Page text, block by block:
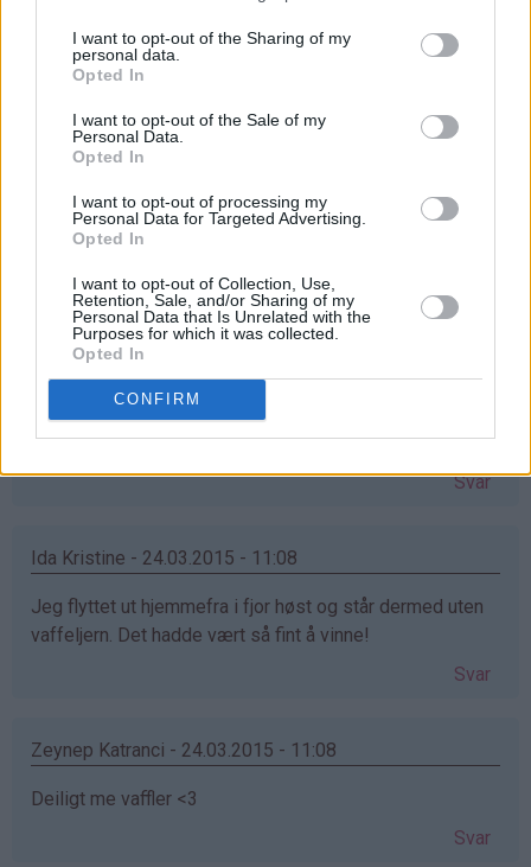
I want to opt-out of the Sharing of my
personal data.
Opted In
I want to opt-out of the Sale of my
Personal Data.
Opted In
I want to opt-out of processing my
Personal Data for Targeted Advertising.
Opted In
I want to opt-out of Collection, Use,
Retention, Sale, and/or Sharing of my
Personal Data that Is Unrelated with the
Purposes for which it was collected.
Opted In
CONFIRM
etter bare en vaffel :( Bettina Kvarmebmk92@live.no
stine-sofie - 24.03.2015 - 11:06
Åh, eg har hatt lyst på vaflar i lang tid no, men har ikkje
hatt vaffeljernet! Dette hadde vore ein perfekt gave til
påska
Monika Dale Berland - 24.03.2015 - 11:08
Har verdens snilleste mamma, som ønsker seg akkurat
dette jernet. Skal gi det til henne om jeg vinner
Svar
Ida Kristine - 24.03.2015 - 11:08
Jeg flyttet ut hjemmefra i fjor høst og står dermed uten
vaffeljern. Det hadde vært så fint å vinne!
Svar
Zeynep Katranci - 24.03.2015 - 11:08
Deiligt me vaffler <3
Svar